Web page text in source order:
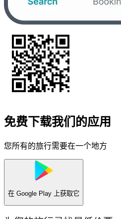
免费下载我们的应用
您所有的旅行需要在一个地方
在 Google Play 上获取它